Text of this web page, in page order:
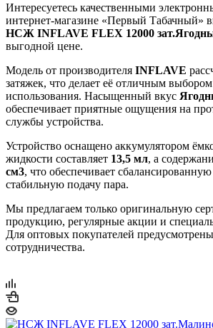
Интересуетесь качественными
интернет‑магазине «Первый Табачный»
НСЖ INFLAVE FLEX 12000
выгодной цене.
Модель от производителя INFLAVE
затяжек, что делает её отличным
использования. Насыщенный вкус
обеспечивает приятные ощущения на
службы устройства.
Устройство оснащено аккумулятором
жидкости составляет 13,5 мл, а
см3, что обеспечивает
стабильную подачу пара.
Мы предлагаем только оригинальную
продукцию, регулярные акции и
Для оптовых покупателей
сотрудничества.